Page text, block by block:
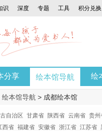
识 深度 专题 工具 积分兑换
分享 绘本馆导航 绘
绘本馆导航 > 成都绘本馆
自治区 甘肃省 陕西省 云南省 贵州
西省 福建省 安徽省 浙江省 江苏省